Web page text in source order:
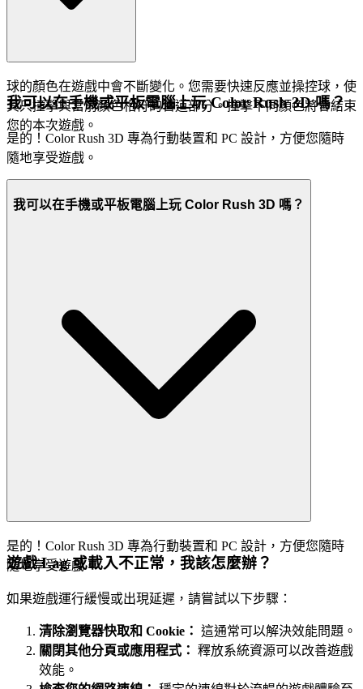
球的顏色在遊戲中會不斷變化。您需要快速反應並操控球，使
其只撞擊與當前顏色相符的管道部分。撞擊不同顏色將會結束
您的本次遊戲。
我可以在手機或平板電腦上玩 Color Rush 3D 嗎？
是的！Color Rush 3D 專為行動裝置和 PC 設計，方便您隨時
隨地享受遊戲。
我可以在手機或平板電腦上玩 Color Rush 3D 嗎？
是的！Color Rush 3D 專為行動裝置和 PC 設計，方便您隨時
隨地享受遊戲。
遊戲 Lag 或載入不正常，我該怎麼辦？
如果遊戲運行緩慢或出現延遲，請嘗試以下步驟：
清除瀏覽器快取和 Cookie： 這通常可以解決效能問題。
關閉其他分頁或應用程式： 釋放系統資源可以改善遊戲
效能。